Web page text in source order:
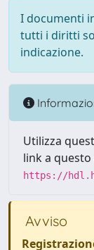
I documenti
tutti i diritti
indicazione.
Utilizza
link a
https://
Avviso